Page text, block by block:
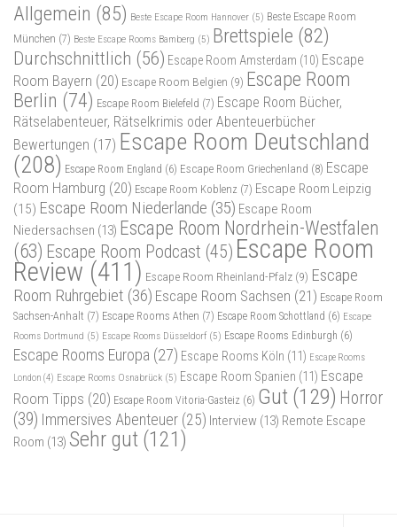
Allgemein (85) Beste Escape Room Hannover (5) Beste Escape Room
München (7) Beste Escape Rooms Bamberg (5) Brettspiele (82)
Durchschnittlich (56) Escape Room Amsterdam (10) Escape
Room Bayern (20) Escape Room Belgien (9) Escape Room
Berlin (74) Escape Room Bielefeld (7) Escape Room Bücher,
Rätselabenteuer, Rätselkrimis oder Abenteuerbücher
Bewertungen (17) Escape Room Deutschland
(208) Escape Room England (6) Escape Room Griechenland (8) Escape
Room Hamburg (20) Escape Room Koblenz (7) Escape Room Leipzig
(15) Escape Room Niederlande (35) Escape Room
Niedersachsen (13) Escape Room Nordrhein-Westfalen
(63) Escape Room Podcast (45) Escape Room
Review (411) Escape Room Rheinland-Pfalz (9) Escape
Room Ruhrgebiet (36) Escape Room Sachsen (21) Escape Room
Sachsen-Anhalt (7) Escape Rooms Athen (7) Escape Room Schottland (6) Escape
Rooms Dortmund (5) Escape Rooms Düsseldorf (5) Escape Rooms Edinburgh (6)
Escape Rooms Europa (27) Escape Rooms Köln (11) Escape Rooms
London (4) Escape Rooms Osnabrück (5) Escape Room Spanien (11) Escape
Room Tipps (20) Escape Room Vitoria-Gasteiz (6) Gut (129) Horror
(39) Immersives Abenteuer (25) Interview (13) Remote Escape
Room (13) Sehr gut (121)